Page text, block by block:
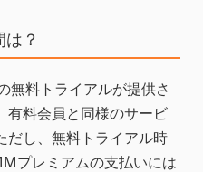
？
無料トライアルが提供さ
有料会員と同様のサービ
だし、無料トライアル時
プレミアムの支払いには